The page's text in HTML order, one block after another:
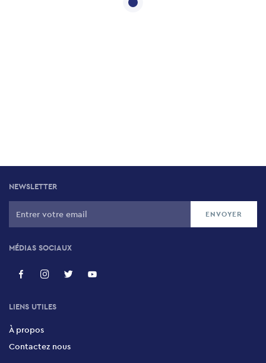
NEWSLETTER
MÉDIAS SOCIAUX
LIENS UTILES
À propos
Contactez nous